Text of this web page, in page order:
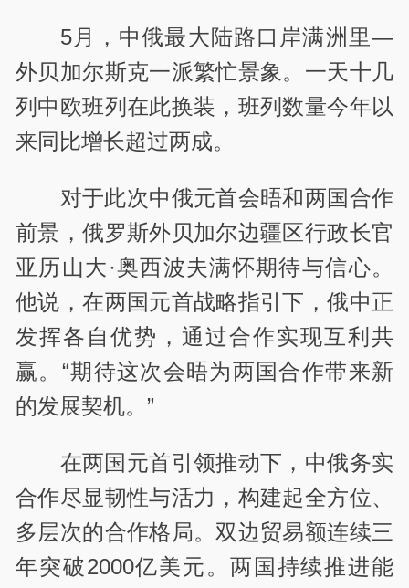
5月，中俄最大陆路口岸满洲里—
外贝加尔斯克一派繁忙景象。一天十几
列中欧班列在此换装，班列数量今年以
来同比增长超过两成。
对于此次中俄元首会晤和两国合作
前景，俄罗斯外贝加尔边疆区行政长官
亚历山大·奥西波夫满怀期待与信心。
他说，在两国元首战略指引下，俄中正
发挥各自优势，通过合作实现互利共
赢。“期待这次会晤为两国合作带来新
的发展契机。”
在两国元首引领推动下，中俄务实
合作尽显韧性与活力，构建起全方位、
多层次的合作格局。双边贸易额连续三
年突破2000亿美元。两国持续推进能